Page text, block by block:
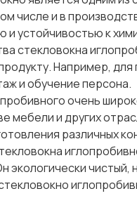
числе и в
устойчивостью к
стекловокна
Например,
и обучение персона.
очень
мебели и других
различных
экологически